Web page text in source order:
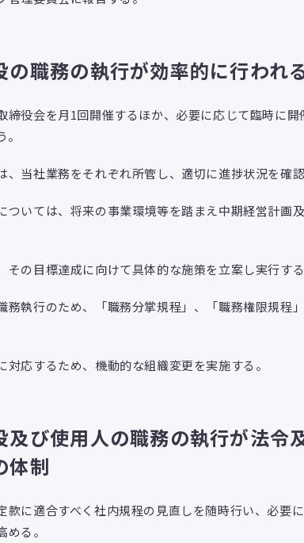
の職務の執行が効率的に行われ
締役会を月1回開催するほか、必要に応じて臨時に
、当社業務をそれぞれ所管し、適切に進捗状況を確
ついては、将来の事業環境等を踏まえ中期経営計
その目標達成に向けて具体的な施策を立案し実行する
務執行のため、「職務分掌規程」、「職務権限規
対応するため、機動的な組織変更を実施する。
及び使用人の職務の執行が法令
体制
款に適合すべく社内規程の見直しを随時行い、必
める。